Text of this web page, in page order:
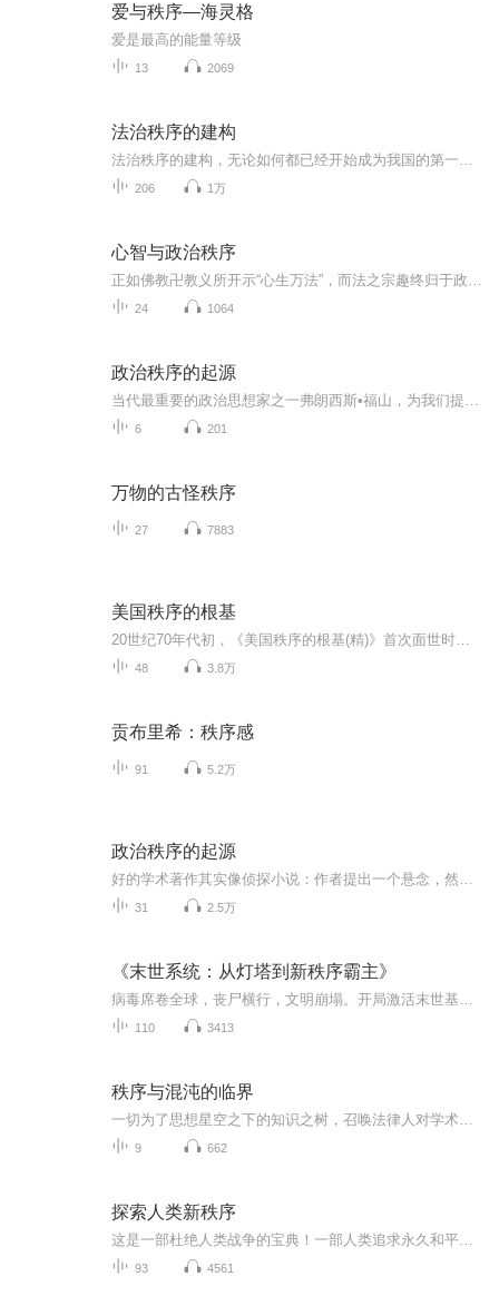
爱与秩序—海灵格
爱是最高的能量等级
13 2069
法治秩序的建构
206 1万
心智与政治秩序
24 1064
政治秩序的起源
6 201
万物的古怪秩序
27 7883
美国秩序的根基
48 3.8万
贡布里希：秩序感
91 5.2万
政治秩序的起源
31 2.5万
《末世系统：从灯塔到新秩序霸主》
110 3413
秩序与混沌的临界
9 662
探索人类新秩序
93 4561